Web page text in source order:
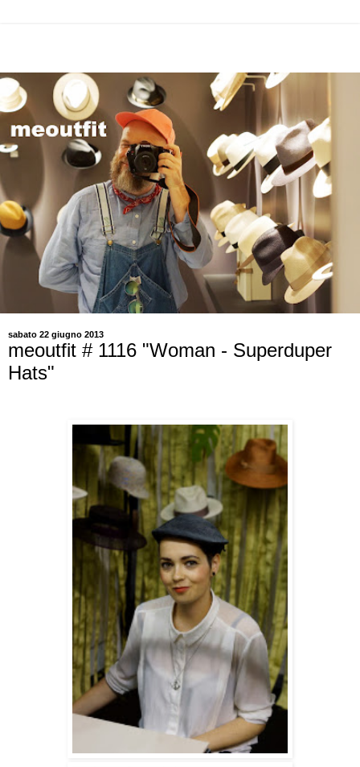
sabato 22 giugno 2013
meoutfit # 1116 "Woman - Superduper
Hats"